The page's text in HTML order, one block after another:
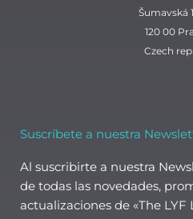
Šumavská
120 00
Czech
Suscríbete a nuestra
Al suscribirte a nuestra
de todas las novedades,
actualizaciones de «The LYF